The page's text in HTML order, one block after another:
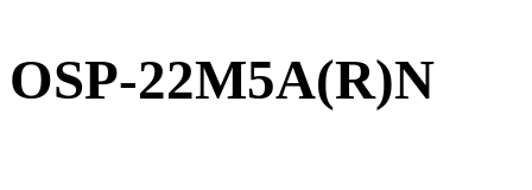
OSP-22M5A(R)N